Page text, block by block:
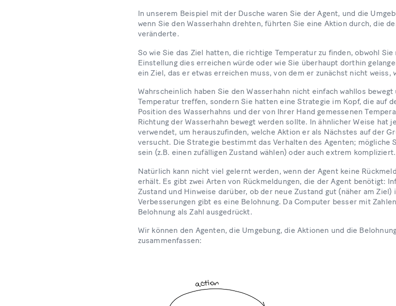
In unserem Beispiel mit der Dusche waren Sie der Agent, und die
wenn Sie den Wasserhahn drehten, führten Sie eine Aktion durch, die
veränderte.
So wie Sie das Ziel hatten, die richtige Temperatur zu finden, obwohl
Einstellung dies erreichen würde oder wie Sie überhaupt dorthin
ein Ziel, das er etwas erreichen muss, von dem er zunächst nicht weiss,
Wahrscheinlich haben Sie den Wasserhahn nicht einfach wahllos
Temperatur treffen, sondern Sie hatten eine Strategie im Kopf, die auf
Position des Wasserhahns und der von Ihrer Hand gemessenen
Richtung der Wasserhahn bewegt werden sollte. In ähnlicher Weise hat
verwendet, um herauszufinden, welche Aktion er als Nächstes auf der
versucht. Die Strategie bestimmt das Verhalten des Agenten; mögliche
sein (z.B. einen zufälligen Zustand wählen) oder auch extrem kompliziert.
Natürlich kann nicht viel gelernt werden, wenn der Agent keine
erhält. Es gibt zwei Arten von Rückmeldungen, die der Agent benötigt:
Zustand und Hinweise darüber, ob der neue Zustand gut (näher am
Verbesserungen gibt es eine Belohnung. Da Computer besser mit
Belohnung als Zahl ausgedrückt.
Wir können den Agenten, die Umgebung, die Aktionen und die
zusammenfassen: